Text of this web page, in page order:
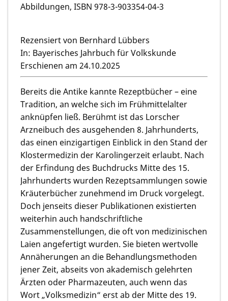
Abbildungen, ISBN 978-3-903354-04-3
Rezensiert von Bernhard Lübbers
In: Bayerisches Jahrbuch für Volkskunde
Erschienen am 24.10.2025
Bereits die Antike kannte Rezeptbücher – eine
Tradition, an welche sich im Frühmittelalter
anknüpfen ließ. Berühmt ist das Lorscher
Arzneibuch des ausgehenden 8. Jahrhunderts,
das einen einzigartigen Einblick in den Stand der
Klostermedizin der Karolingerzeit erlaubt. Nach
der Erfindung des Buchdrucks Mitte des 15.
Jahrhunderts wurden Rezeptsammlungen sowie
Kräuterbücher zunehmend im Druck vorgelegt.
Doch jenseits dieser Publikationen existierten
weiterhin auch handschriftliche
Zusammenstellungen, die oft von medizinischen
Laien angefertigt wurden. Sie bieten wertvolle
Annäherungen an die Behandlungsmethoden
jener Zeit, abseits von akademisch gelehrten
Ärzten oder Pharmazeuten, auch wenn das
Wort „Volksmedizin“ erst ab der Mitte des 19.